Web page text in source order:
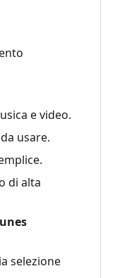
e video.
usare.
di alta
selezione